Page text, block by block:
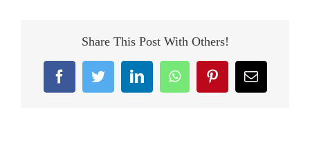
Share This Post With Others!
FacebookTwitterLinkedInWhatsAppPinterestEmail